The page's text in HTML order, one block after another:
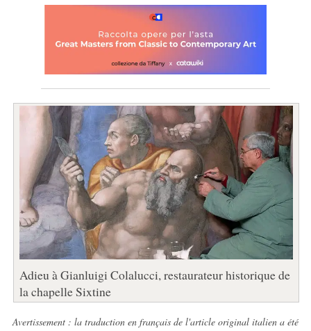
Adieu à Gianluigi Colalucci, restaurateur historique de
la chapelle Sixtine
Avertissement : la traduction en français de l'article original italien a été